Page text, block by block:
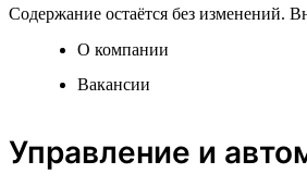
Содержание остаётся без изменений.
О компании
Вакансии
Управление и